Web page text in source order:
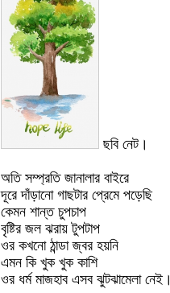
ছবি নেট।
অতি সম্প্রতি জানালার বাইরে
দূরে দাঁড়ানো গাছটার প্রেমে পড়েছি
কেমন শান্ত চুপচাপ
বৃষ্টির জল ঝরায় টুপটাপ
ওর কখনো ঠান্ডা জ্বর হয়নি
এমন কি খুক খুক কাশি
ওর ধর্ম মাজহাব এসব ঝুটঝামেলা নেই।